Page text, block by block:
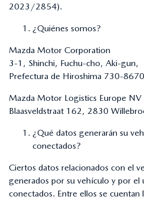
2023/2854).
¿Quiénes somos?
Mazda Motor Corporation
3-1, Shinchi, Fuchu-cho, Aki-gun,
Prefectura de Hiroshima 730-
Mazda Motor Logistics Europe NV
Blaasveldstraat 162, 2830
¿Qué datos generarán su
conectados?
Ciertos datos relacionados con el
generados por su vehículo y por el
conectados. Entre ellos se cuentan